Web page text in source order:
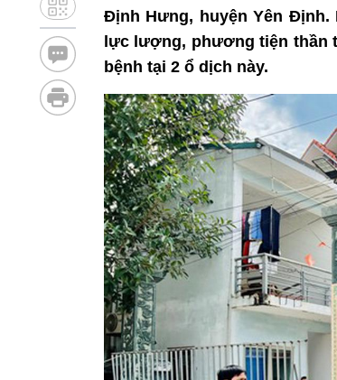
Định Hưng, huyện Yên
lực lượng, phương tiện thần
bệnh tại 2 ổ dịch này.